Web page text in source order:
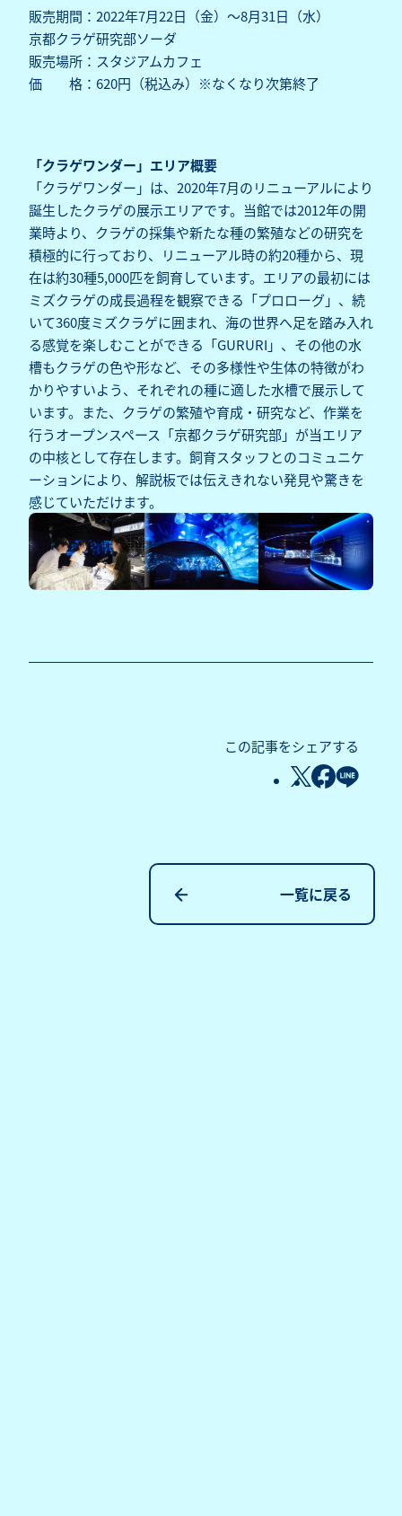
販売期間：2022年7月22日（金）～8月31日（水）
京都クラゲ研究部ソーダ
販売場所：スタジアムカフェ
価 格：620円（税込み）※なくなり次第終了
「クラゲワンダー」エリア概要
「クラゲワンダー」は、2020年7月のリニューアルにより
誕生したクラゲの展示エリアです。当館では2012年の開
業時より、クラゲの採集や新たな種の繁殖などの研究を
積極的に行っており、リニューアル時の約20種から、現
在は約30種5,000匹を飼育しています。エリアの最初には
ミズクラゲの成長過程を観察できる「プロローグ」、続
いて360度ミズクラゲに囲まれ、海の世界へ足を踏み入れ
る感覚を楽しむことができる「GURURI」、その他の水
槽もクラゲの色や形など、その多様性や生体の特徴がわ
かりやすいよう、それぞれの種に適した水槽で展示して
います。また、クラゲの繁殖や育成・研究など、作業を
行うオープンスペース「京都クラゲ研究部」が当エリア
の中核として存在します。飼育スタッフとのコミュニケ
ーションにより、解説板では伝えきれない発見や驚きを
感じていただけます。
この記事をシェアする
一覧に戻る